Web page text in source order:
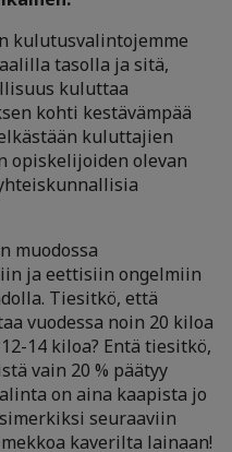
kulutusvalintojemme
tasolla ja sitä,
kuluttaa
kohti kestävämpää
kuluttajien
opiskelijoiden olevan
muodossa
ja eettisiin ongelmiin
Tiesitkö, että
vuodessa noin 20 kiloa
14 kiloa? Entä tiesitkö,
vain 20 % päätyy
on aina kaapista jo
seuraaviin
kaverilta lainaan!